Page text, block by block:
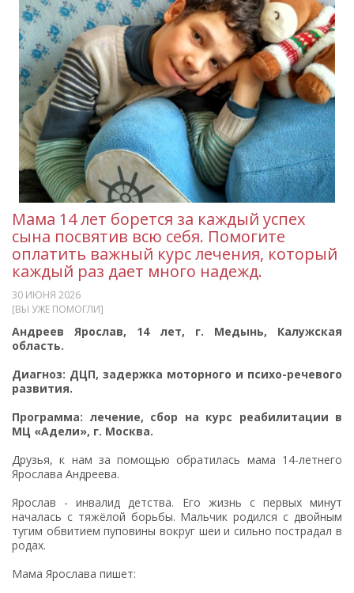
Мама 14 лет борется за каждый успех
сына посвятив всю себя. Помогите
оплатить важный курс лечения, который
каждый раз дает много надежд.
30 ИЮНЯ 2026
[ВЫ УЖЕ ПОМОГЛИ]
Андреев Ярослав, 14 лет, г. Медынь, Калужская
область.
Диагноз: ДЦП, задержка моторного и психо-речевого
развития.
Программа: лечение, сбор на курс реабилитации в
МЦ «Адели», г. Москва.
Друзья, к нам за помощью обратилась мама 14-летнего
Ярослава Андреева.
Ярослав - инвалид детства. Его жизнь с первых минут
началась с тяжёлой борьбы. Мальчик родился с двойным
тугим обвитием пуповины вокруг шеи и сильно пострадал в
родах.
Мама Ярослава пишет: